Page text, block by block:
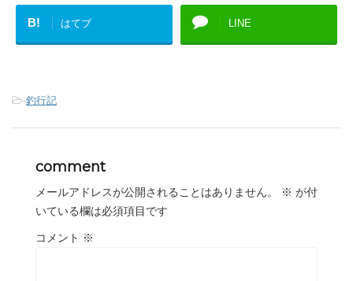
B! はてブ LINE
-釣行記
comment
メールアドレスが公開されることはありません。 ※ が付
いている欄は必須項目です
コメント ※